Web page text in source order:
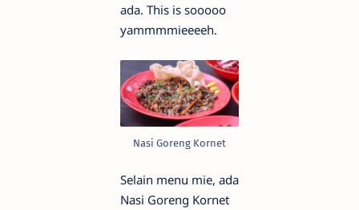
ada. This is sooooo
yammmmieeeeh.
Nasi Goreng Kornet
Selain menu mie, ada
Nasi Goreng Kornet